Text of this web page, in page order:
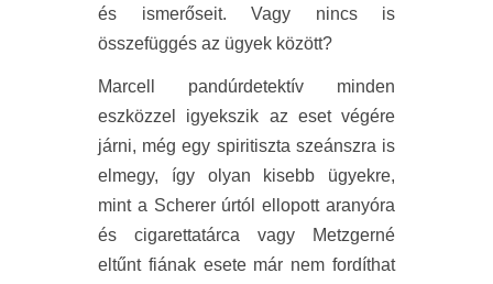
és ismerőseit. Vagy nincs is
összefüggés az ügyek között?
Marcell pandúrdetektív minden
eszközzel igyekszik az eset végére
járni, még egy spiritiszta szeánszra is
elmegy, így olyan kisebb ügyekre,
mint a Scherer úrtól ellopott aranyóra
és cigarettatárca vagy Metzgerné
eltűnt fiának esete már nem fordíthat